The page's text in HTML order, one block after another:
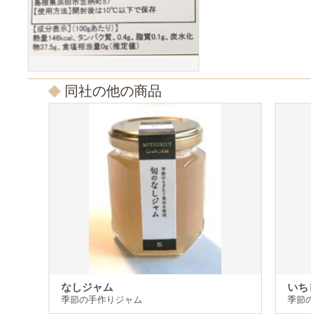
同社の他の商品
なしジャム
季節の手作りジャム
いち
季節